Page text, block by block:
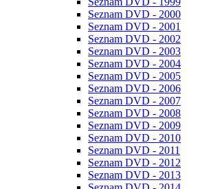
Seznam DVD - 2000
Seznam DVD - 2001
Seznam DVD - 2002
Seznam DVD - 2003
Seznam DVD - 2004
Seznam DVD - 2005
Seznam DVD - 2006
Seznam DVD - 2007
Seznam DVD - 2008
Seznam DVD - 2009
Seznam DVD - 2010
Seznam DVD - 2011
Seznam DVD - 2012
Seznam DVD - 2013